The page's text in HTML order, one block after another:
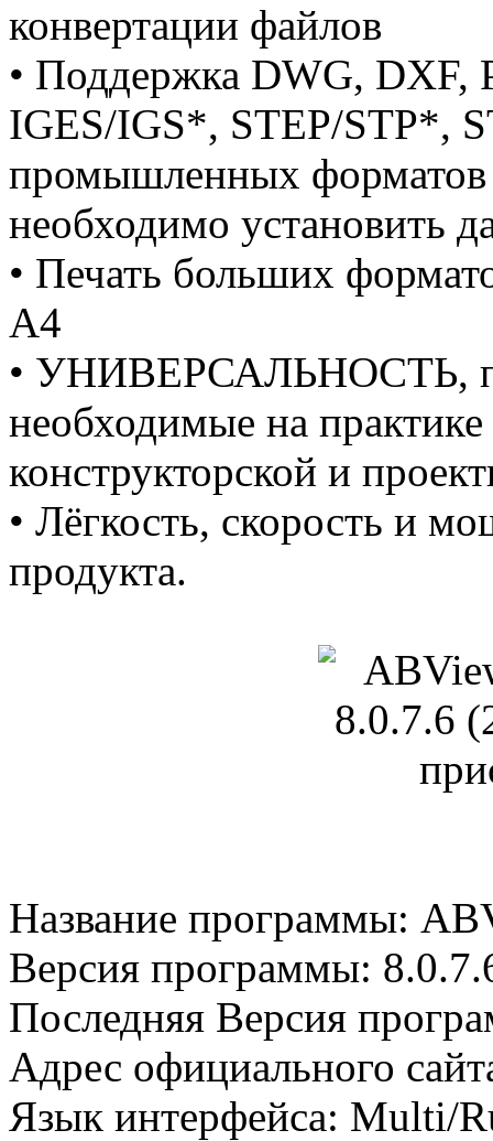
конвертации файлов
• Поддержка DWG, DXF,
IGES/IGS*, STEP/STP*,
промышленных
необходимо установить
• Печать больших
А4
• УНИВЕРСАЛЬНОСТЬ,
необходимые на
конструкторской и
• Лёгкость, скорость и
продукта.
Название программы:
Версия программы:
Последняя Версия
Адрес официального
Язык интерфейса: Multi/